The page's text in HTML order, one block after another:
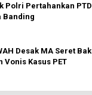
Polri Pertahankan
Banding
Desak MA Seret
Vonis Kasus PET